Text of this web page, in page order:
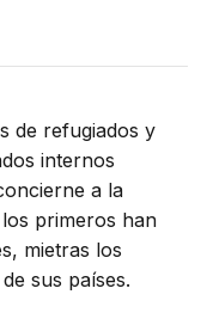
de refugiados y
internos
a la
primeros han
mietras los
sus países.